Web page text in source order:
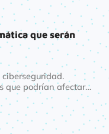
que serán
que podrían afectar
de ellas.